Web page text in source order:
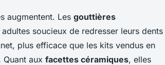
augmentent. Les gouttières
soucieux de redresser leurs dents
plus efficace que les kits vendus en
aux facettes céramiques, elles